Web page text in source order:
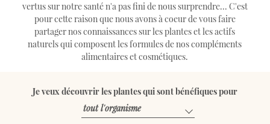
vertus sur notre santé n'a pas fini de nous surprendre... C'est
pour cette raison que nous avons à coeur de vous faire
partager nos connaissances sur les plantes et les actifs
naturels qui composent les formules de nos compléments
alimentaires et cosmétiques.
Je veux découvrir les plantes qui sont bénéfiques pour